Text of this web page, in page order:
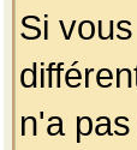
Si
n'a